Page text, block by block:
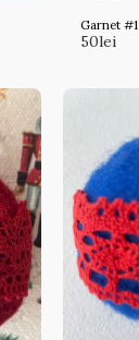
Garnet #1
50lei